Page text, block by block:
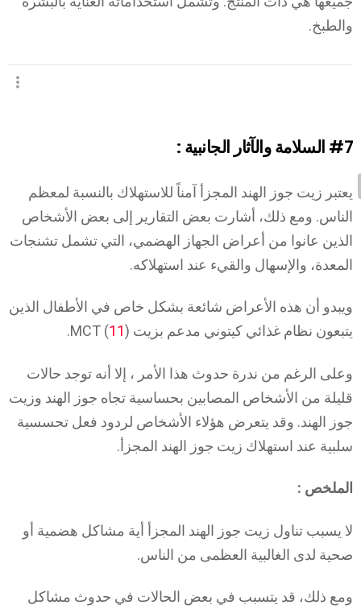
والطبخ.
#7 السلامة والآثار الجانبية :
يعتبر زيت جوز الهند المجزأ آمناً للاستهلاك بالنسبة لمعظم
الناس. ومع ذلك، أشارت بعض التقارير إلى بعض الأشخاص
الذين عانوا من أعراض الجهاز الهضمي، التي تشمل تشنجات
المعدة، والإسهال والقيء عند استهلاكه.
ويبدو أن هذه الأعراض شائعة بشكل خاص في الأطفال الذين
يتبعون نظام غذائي كيتوني مدعم بزيت MCT (
11).
وعلى الرغم من ندرة حدوث هذا الأمر ، إلا أنه توجد حالات
قليلة من الأشخاص المصابين بحساسية تجاه جوز الهند وزيت
جوز الهند. وقد يتعرض هؤلاء الأشخاص لردود فعل تحسسية
سلبية عند استهلاك زيت جوز الهند المجزأ.
الملخص :
لا يسبب تناول زيت جوز الهند المجزأ أية مشاكل هضمية أو
صحية لدى الغالبية العظمى من الناس.
ومع ذلك، قد يتسبب في بعض الحالات في حدوث مشاكل